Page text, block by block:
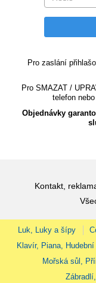
Pro zaslání
Pro SMAZAT /
telefon
Objednávky
Kontakt,
Luk, Luky a šípy
Klavír, Piana,
Mořská sůl,